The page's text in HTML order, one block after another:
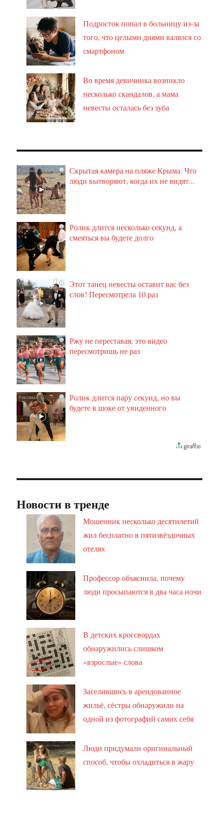
Подросток попал в больницу из-за
того, что целыми днями валялся со
смартфоном
Во время девичника возникло
несколько скандалов, а мама
невесты осталась без зуба
i
Скрытая камера на пляже Крыма: Что
люди вытворяют, когда их не видят...
i
Ролик длится несколько секунд, а
смеяться вы будете долго
i
Этот танец невесты оставит вас без
слов! Пересмотрела 10 раз
i
Ржу не переставая, это видео
пересмотришь не раз
i
Ролик длится пару секунд, но вы
будете в шоке от увиденного
Новости в тренде
Мошенник несколько десятилетий
жил бесплатно в пятизвёздочных
отелях
Профессор объяснила, почему
люди просыпаются в два часа ночи
В детских кроссвордах
обнаружились слишком
«взрослые» слова
Заселившись в арендованное
жильё, сёстры обнаружили на
одной из фотографий самих себя
Люди придумали оригинальный
способ, чтобы охладиться в жару